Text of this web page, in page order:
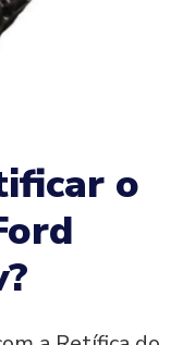
o